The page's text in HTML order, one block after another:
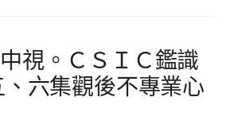
視。ＣＳＩＣ鑑識
六集觀後不專業心